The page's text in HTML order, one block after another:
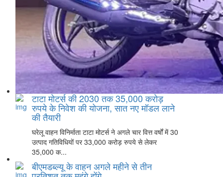
टाटा मोटर्स की 2030 तक 35,000 करोड़
रुपये के निवेश की योजना, सात नए मॉडल लाने
की तैयारी
घरेलू वाहन विनिर्माता टाटा मोटर्स ने अगले चार वित्त वर्षों में 30
उत्पाद गतिविधियों पर 33,000 करोड़ रुपये से लेकर
35,000 क...
बीएमडब्ल्यू के वाहन अगले महीने से तीन